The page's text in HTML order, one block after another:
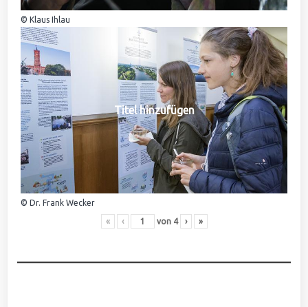
© Klaus Ihlau
Titel hinzufügen
© Dr. Frank Wecker
« ‹ von 4 › »